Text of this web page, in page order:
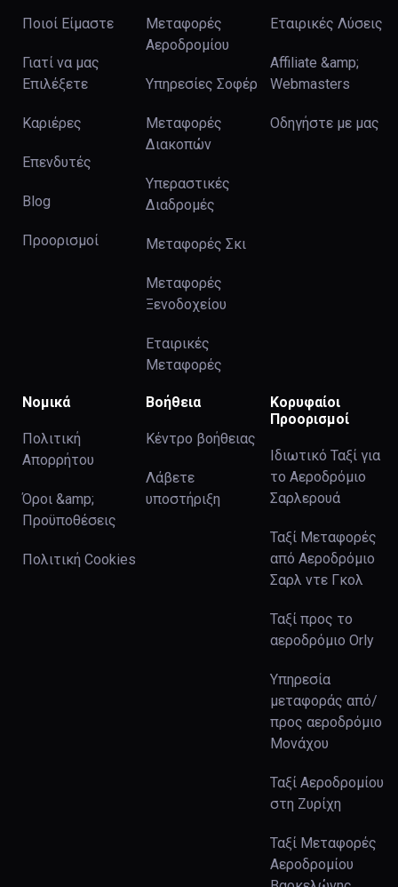
Ποιοί Είμαστε
Γιατί να μας
Επιλέξετε
Καριέρες
Επενδυτές
Blog
Προορισμοί
Μεταφορές
Αεροδρομίου
Υπηρεσίες Σοφέρ
Μεταφορές
Διακοπών
Υπεραστικές
Διαδρομές
Μεταφορές Σκι
Μεταφορές
Ξενοδοχείου
Εταιρικές
Μεταφορές
Εταιρικές Λύσεις
Affiliate &amp;
Webmasters
Οδηγήστε με μας
Νομικά
Πολιτική
Απορρήτου
Όροι &amp;
Προϋποθέσεις
Πολιτική Cookies
Βοήθεια
Κέντρο βοήθειας
Λάβετε
υποστήριξη
Κορυφαίοι
Προορισμοί
Ιδιωτικό Ταξί για
το Αεροδρόμιο
Σαρλερουά
Ταξί Μεταφορές
από Αεροδρόμιο
Σαρλ ντε Γκολ
Ταξί προς το
αεροδρόμιο Orly
Υπηρεσία
μεταφοράς από/
προς αεροδρόμιο
Μονάχου
Ταξί Αεροδρομίου
στη Ζυρίχη
Ταξί Μεταφορές
Αεροδρομίου